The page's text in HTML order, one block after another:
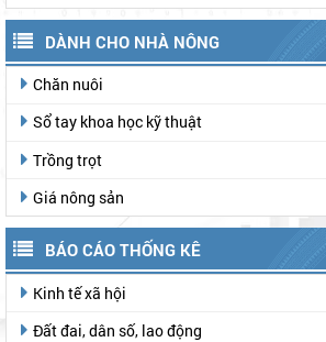
DÀNH CHO NHÀ NÔNG
Chăn nuôi
Sổ tay khoa học kỹ thuật
Trồng trọt
Giá nông sản
BÁO CÁO THỐNG KÊ
Kinh tế xã hội
Đất đai, dân số, lao động